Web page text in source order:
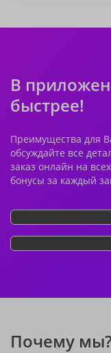
В
быстрее!
Преимущества для
обсуждайте все
заказ онлайн на
бонусы за каждый
Почему